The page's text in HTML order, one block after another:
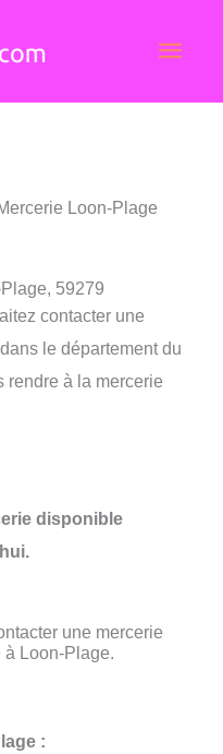
Loon-Plage
59279
contacter une
le département du
rendre à la mercerie
disponible
une mercerie
à Loon-Plage.
: